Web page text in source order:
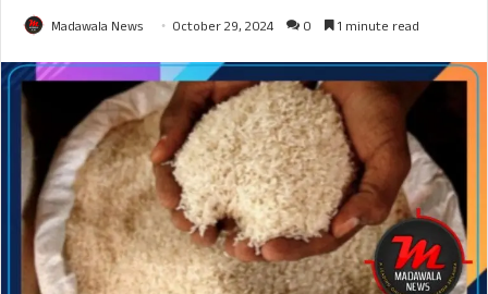
Madawala News October 29, 2024 0 1 minute read